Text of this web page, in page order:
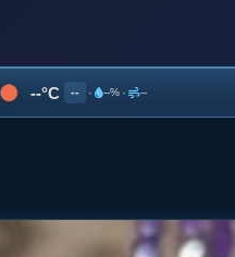
--°C -- · --% · --